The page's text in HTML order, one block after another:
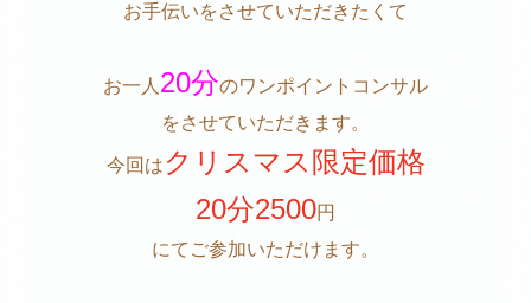
お手伝いをさせていただきたくて
お一人 20分のワンポイントコンサル
をさせていただきます。
今回はクリスマス限定価格
20分2500円
にてご参加いただけます。